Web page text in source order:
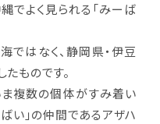
縄でよく見られる「みーば
ではなく、静岡県・伊豆
ものです。
複数の個体がすみ着い
ばい」の仲間であるアザハ